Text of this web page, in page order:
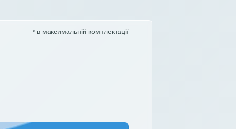
* в максимальній комплектації